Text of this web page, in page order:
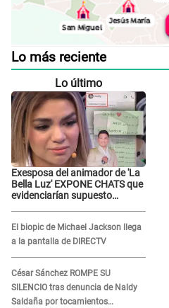
Lo más reciente
Lo último
Exesposa del animador de 'La
Bella Luz' EXPONE CHATS que
evidenciarían supuesto
pareja
El biopic de Michael Jackson llega
a la pantalla de DIRECTV
César Sánchez ROMPE SU
SILENCIO tras denuncia de Naldy
Saldaña por tocamientos